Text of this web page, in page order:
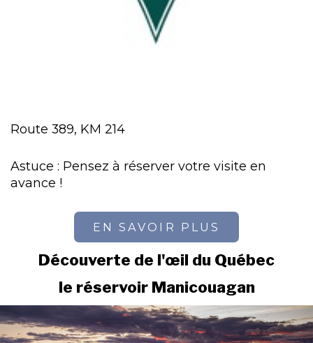
Route 389, KM 214
Astuce : Pensez à réserver votre visite en
avance !
EN SAVOIR PLUS
Découverte de l'œil du Québec
le réservoir Manicouagan